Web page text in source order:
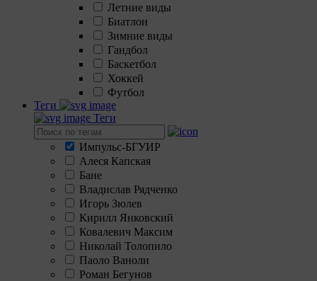
Летние виды
Биатлон
Зимние виды
Гандбол
Баскетбол
Хоккей
Футбол
Теги
Теги
Импульс-БГУИР
Алеся Капская
Бане
Владислав Рядченко
Игорь Зюлев
Кирилл Янковский
Ковалевич Максим
Николай Толопило
Паоло Ваноли
Роман Бегунов